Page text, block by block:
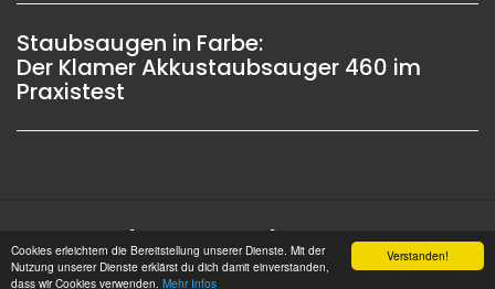
Verstanden!
Cookies erleichtern die Bereitstellung unserer Dienste. Mit der
Nutzung unserer Dienste erklärst du dich damit einverstanden,
dass wir Cookies verwenden. Mehr Infos
Staubsaugen in Farbe:
Der Klamer Akkustaubsauger 460 im
Praxistest
Impressum | Datenschutz |
Copyright © 2006 -
2026 OSW-Medien GmbH Alle Rechte vorbehalten